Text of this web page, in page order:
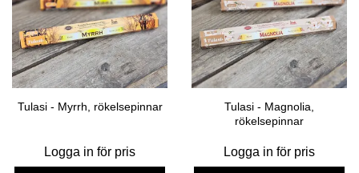
Tulasi - Myrrh, rökelsepinnar
Logga in för pris
Tulasi - Magnolia,
rökelsepinnar
Logga in för pris